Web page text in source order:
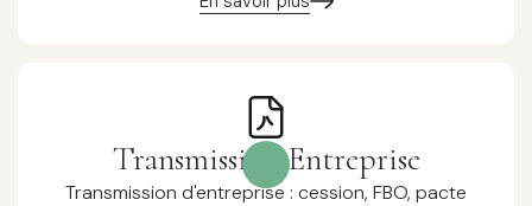
Transmission Entreprise
Transmission d'entreprise : cession, FBO, pacte